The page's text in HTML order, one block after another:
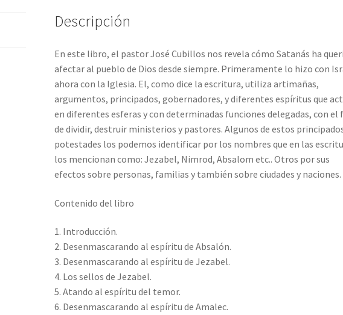
Descripción
En este libro, el pastor José Cubillos nos revela cómo Satanás ha
afectar al pueblo de Dios desde siempre. Primeramente lo hizo con
ahora con la Iglesia. El, como dice la escritura, utiliza artimañas,
argumentos, principados, gobernadores, y diferentes espíritus que
en diferentes esferas y con determinadas funciones delegadas, con el
de dividir, destruir ministerios y pastores. Algunos de estos
potestades los podemos identificar por los nombres que en las
los mencionan como: Jezabel, Nimrod, Absalom etc.. Otros por sus
efectos sobre personas, familias y también sobre ciudades y naciones.
Contenido del libro
1. Introducción.
2. Desenmascarando al espíritu de Absalón.
3. Desenmascarando al espíritu de Jezabel.
4. Los sellos de Jezabel.
5. Atando al espíritu del temor.
6. Desenmascarando al espíritu de Amalec.